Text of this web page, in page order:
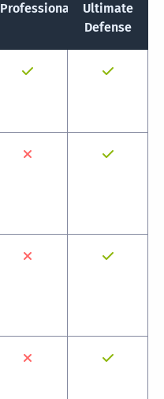
Professional
Ultimate
Defense